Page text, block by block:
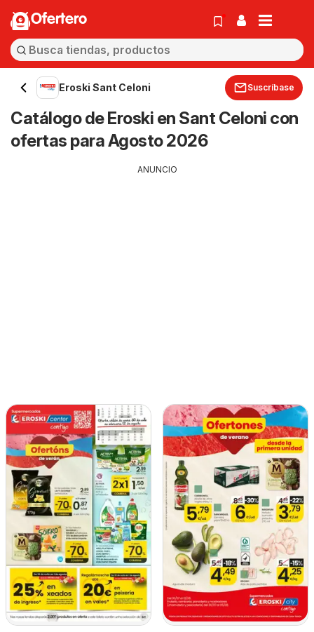
Ofertero
Eroski Sant Celoni Suscríbase
Catálogo de Eroski en Sant Celoni con
ofertas para Agosto 2026
ANUNCIO